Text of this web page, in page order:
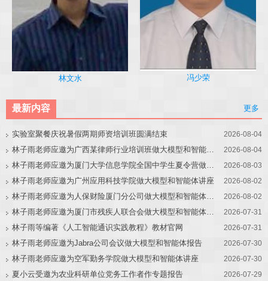
林文水 冯少荣
最新内容 更多
实验室聚餐庆祝暑假两期师资培训班圆满结束 2026-08-04
2026-08-04
2026-08-03
林子雨老师应邀为广州应用科技学院做大模型和智能体讲座 2026-08-02
2026-08-02
2026-07-31
林子雨等编著《人工智能通识实践教程》教材官网 2026-07-31
林子雨老师应邀为Jabra公司会议做大模型和智能体报告 2026-07-30
林子雨老师应邀为空军勤务学院做大模型和智能体讲座 2026-07-30
夏小云受邀为农业科研单位党务工作者作专题报告 2026-07-29